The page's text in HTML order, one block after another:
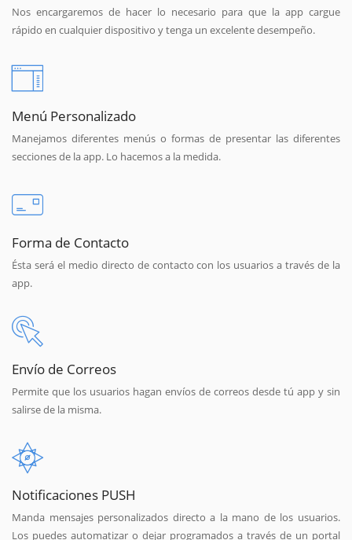
Nos encargaremos de hacer lo necesario para que la app cargue
rápido en cualquier dispositivo y tenga un excelente desempeño.
Menú Personalizado
Manejamos diferentes menús o formas de presentar las diferentes
secciones de la app. Lo hacemos a la medida.
Forma de Contacto
Ésta será el medio directo de contacto con los usuarios a través de la
app.
Envío de Correos
Permite que los usuarios hagan envíos de correos desde tú app y sin
salirse de la misma.
Notificaciones PUSH
Manda mensajes personalizados directo a la mano de los usuarios.
Los puedes automatizar o dejar programados a través de un portal